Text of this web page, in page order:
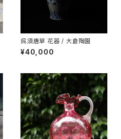
呉須唐草 花器 / 大倉陶園
¥40,000